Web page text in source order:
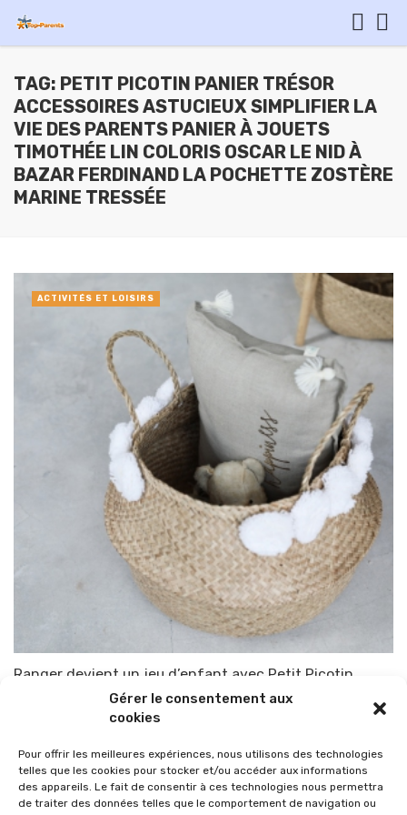
Gérer le consentement aux
cookies
Pour offrir les meilleures expériences, nous utilisons des technologies
telles que les cookies pour stocker et/ou accéder aux informations
des appareils. Le fait de consentir à ces technologies nous permettra
de traiter des données telles que le comportement de navigation ou
TAG: PETIT PICOTIN PANIER TRÉSOR
ACCESSOIRES ASTUCIEUX SIMPLIFIER LA
VIE DES PARENTS PANIER À JOUETS
TIMOTHÉE LIN COLORIS OSCAR LE NID À
BAZAR FERDINAND LA POCHETTE ZOSTÈRE
MARINE TRESSÉE
Ranger devient un jeu d’enfant avec Petit Picotin
TOP-PARENTS 12 janvier 2018
ACTIVITÉS ET LOISIRS